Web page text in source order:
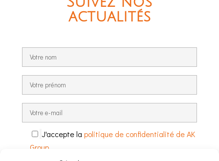
actualités
J'accepte la politique de confidentialité de AK
Group